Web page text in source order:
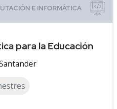
para la Educación